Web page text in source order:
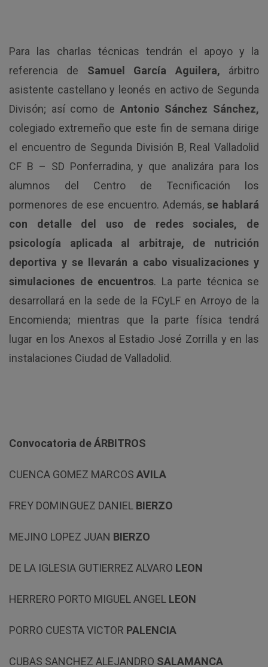
Para las charlas técnicas tendrán el apoyo y la
referencia de Samuel García Aguilera, árbitro
asistente castellano y leonés en activo de Segunda
Divisón; así como de Antonio Sánchez Sánchez,
colegiado extremeño que este fin de semana dirige
el encuentro de Segunda División B, Real Valladolid
CF B – SD Ponferradina, y que analizára para los
alumnos del Centro de Tecnificación los
pormenores de ese encuentro. Además,se hablará
con detalle del uso de redes sociales, de
psicología aplicada al arbitraje, de nutrición
deportiva y se llevarán a cabo visualizaciones y
simulaciones de encuentros. La parte técnica se
desarrollará en la sede de la FCyLF en Arroyo de la
Encomienda; mientras que la parte física tendrá
lugar en los Anexos al Estadio José Zorrilla y en las
instalaciones Ciudad de Valladolid.
Convocatoria de ÁRBITROS
CUENCA GOMEZ MARCOS AVILA
FREY DOMINGUEZ DANIEL BIERZO
MEJINO LOPEZ JUAN BIERZO
DE LA IGLESIA GUTIERREZ ALVARO LEON
HERRERO PORTO MIGUEL ANGEL LEON
PORRO CUESTA VICTOR PALENCIA
CUBAS SANCHEZ ALEJANDRO SALAMANCA